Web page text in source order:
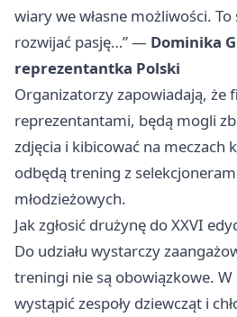
wiary we własne możliwości.
rozwijać pasję…” — Dominika
reprezentantka Polski
Organizatorzy zapowiadają, że
reprezentantami, będą mogli
zdjęcia i kibicować na meczach
odbędą trening z
młodzieżowych.
Jak zgłosić drużynę do XXVI
Do udziału wystarczy
treningi nie są obowiązkowe.
wystąpić zespoły dziewcząt i